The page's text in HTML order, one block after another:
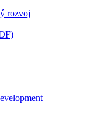
rozvoj